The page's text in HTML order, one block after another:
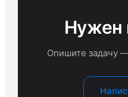
Нужен
Опишите задачу